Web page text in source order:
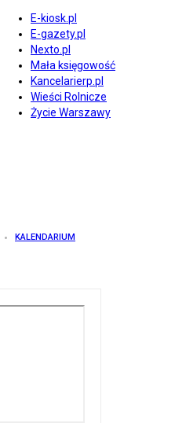
E-kiosk.pl
E-gazety.pl
Nexto.pl
Mała księgowość
Kancelarierp.pl
Wieści Rolnicze
Życie Warszawy
KALENDARIUM